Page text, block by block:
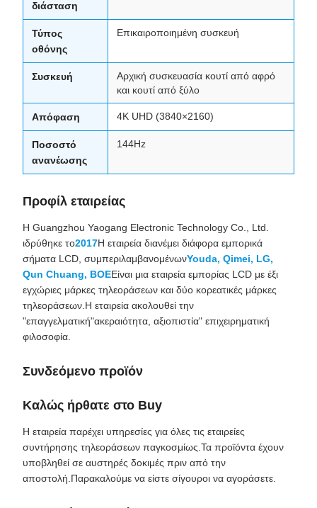
διάσταση
Τύπος
οθόνης
Επικαιροποιημένη συσκευή
Συσκευή
Αρχική συσκευασία κουτί από αφρό
και κουτί από ξύλο
Απόφαση 4K UHD (3840×2160)
Ποσοστό
ανανέωσης
144Hz
Προφίλ εταιρείας
Η Guangzhou Yaogang Electronic Technology Co., Ltd.
ιδρύθηκε το2017Η εταιρεία διανέμει διάφορα εμπορικά
σήματα LCD, συμπεριλαμβανομένωνYouda, Qimei, LG,
Qun Chuang, BOEΕίναι μια εταιρεία εμπορίας LCD με έξι
εγχώριες μάρκες τηλεοράσεων και δύο κορεατικές μάρκες
τηλεοράσεων.Η εταιρεία ακολουθεί την
"επαγγελματική"ακεραιότητα, αξιοπιστία" επιχειρηματική
φιλοσοφία.
Συνδεόμενο προϊόν
Καλώς ήρθατε στο Buy
Η εταιρεία παρέχει υπηρεσίες για όλες τις εταιρείες
συντήρησης τηλεοράσεων παγκοσμίως.Τα προϊόντα έχουν
υποβληθεί σε αυστηρές δοκιμές πριν από την
αποστολή.Παρακαλούμε να είστε σίγουροι να αγοράσετε.